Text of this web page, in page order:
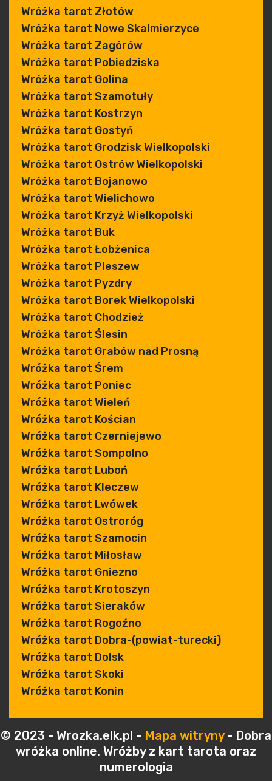
Wróżka tarot Złotów
Wróżka tarot Nowe Skalmierzyce
Wróżka tarot Zagórów
Wróżka tarot Pobiedziska
Wróżka tarot Golina
Wróżka tarot Szamotuły
Wróżka tarot Kostrzyn
Wróżka tarot Gostyń
Wróżka tarot Grodzisk Wielkopolski
Wróżka tarot Ostrów Wielkopolski
Wróżka tarot Bojanowo
Wróżka tarot Wielichowo
Wróżka tarot Krzyż Wielkopolski
Wróżka tarot Buk
Wróżka tarot Łobżenica
Wróżka tarot Pleszew
Wróżka tarot Pyzdry
Wróżka tarot Borek Wielkopolski
Wróżka tarot Chodzież
Wróżka tarot Ślesin
Wróżka tarot Grabów nad Prosną
Wróżka tarot Śrem
Wróżka tarot Poniec
Wróżka tarot Wieleń
Wróżka tarot Kościan
Wróżka tarot Czerniejewo
Wróżka tarot Sompolno
Wróżka tarot Luboń
Wróżka tarot Kleczew
Wróżka tarot Lwówek
Wróżka tarot Ostroróg
Wróżka tarot Szamocin
Wróżka tarot Miłosław
Wróżka tarot Gniezno
Wróżka tarot Krotoszyn
Wróżka tarot Sieraków
Wróżka tarot Rogoźno
Wróżka tarot Dobra-(powiat-turecki)
Wróżka tarot Dolsk
Wróżka tarot Skoki
Wróżka tarot Konin
© 2023 - Wrozka.elk.pl - Mapa witryny- Dobra
wróżka online. Wróżby z kart tarota oraz
numerologia